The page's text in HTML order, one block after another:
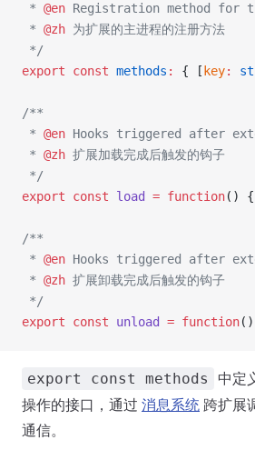
* @en Registration method for
* @zh 为扩展的主进程的注册方法
*/
export const methods : { [ key:
/**
* @en Hooks triggered after
* @zh 扩展加载完成后触发的钩子
*/
export const load = function()
/**
* @en Hooks triggered after
* @zh 扩展卸载完成后触发的钩子
*/
export const unload = function
export const methods
中定
操作的接口，通过 消息系统 跨扩展
通信。